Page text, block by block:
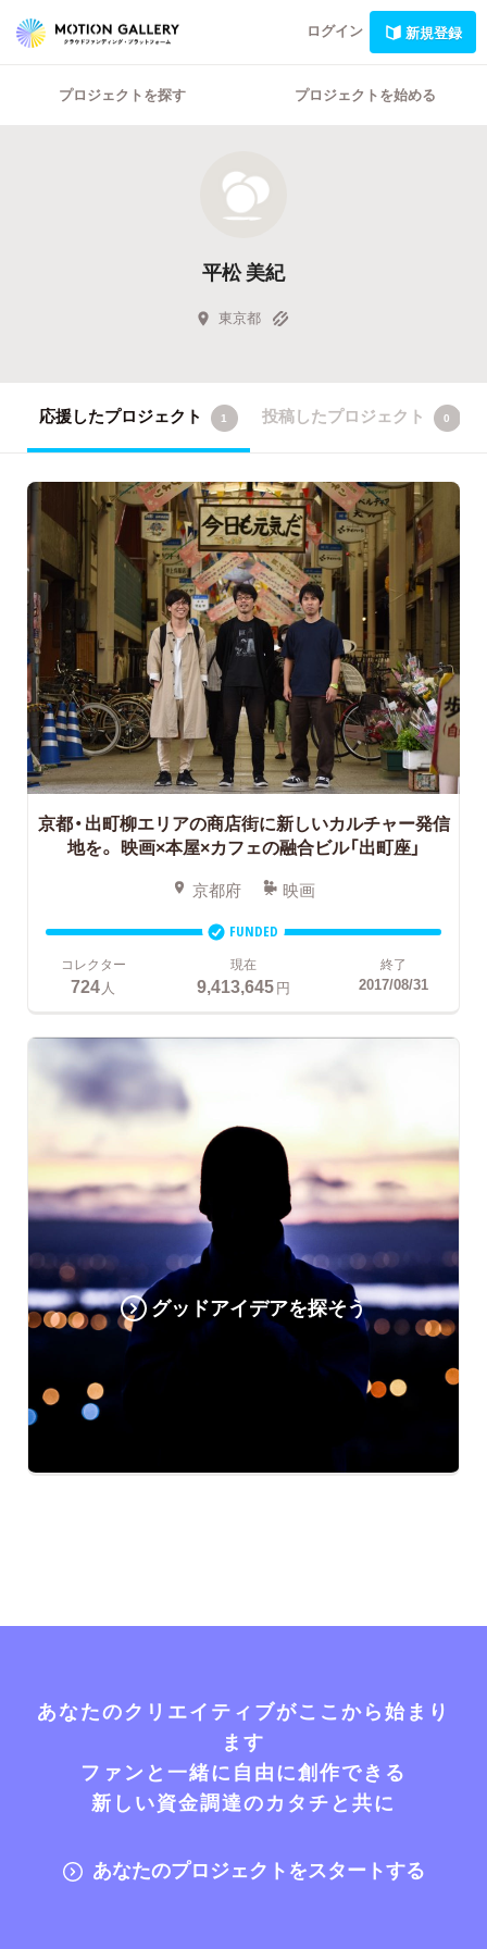
ログイン 新規登録
プロジェクトを探す プロジェクトを始める
平松 美紀
東京都
応援したプロジェクト 1 投稿したプロジェクト 0
京都・出町柳エリアの商店街に新しいカルチャー発信
地を。 映画×本屋×カフェの融合ビル「出町座」
京都府 映画
FUNDED
コレクター
724 人
現在
9,413,645円
終了
2017/08/31
グッドアイデアを探そう
あなたのクリエイティブがここから始まり
ます
ファンと一緒に自由に創作できる
新しい資金調達のカタチと共に
あなたのプロジェクトをスタートする